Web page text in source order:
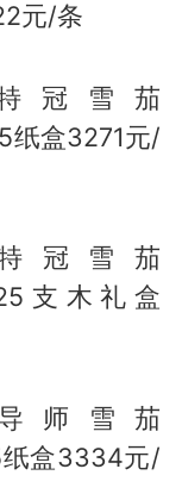
元/条
冠雪茄
纸盒3271元/
冠雪茄
25支木礼盒
师雪茄
纸盒3334元/